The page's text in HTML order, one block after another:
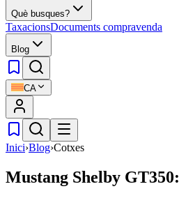
Què busques?
TaxacionsDocuments compravenda
Blog
CA
Inici›Blog›Cotxes
Mustang Shelby